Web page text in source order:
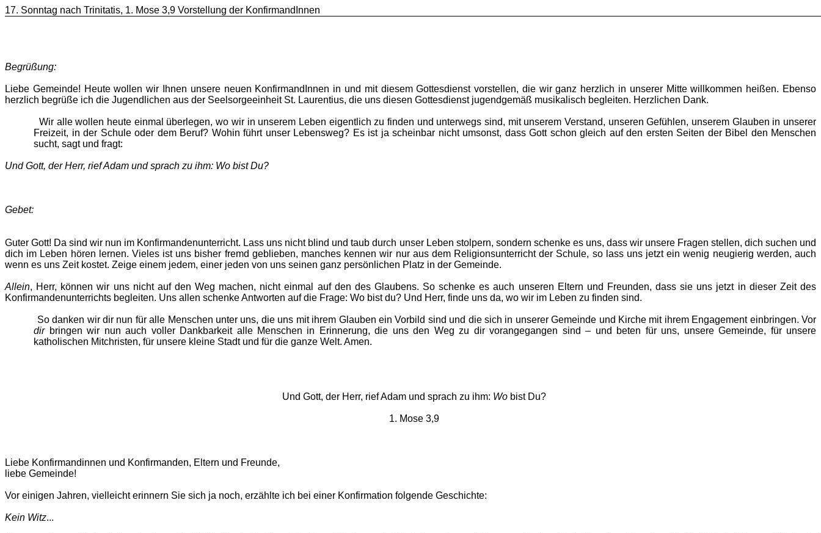
17. Sonntag nach Trinitatis, 1. Mose 3,9 Vorstellung der KonfirmandInnen
Begrüßung:
Liebe Gemeinde! Heute wollen wir Ihnen unsere neuen KonfirmandInnen in und mit diesem Gottesdienst vorstellen, die wir ganz herzlich in unserer Mitte willkommen heißen. Ebenso
herzlich begrüße ich die Jugendlichen aus der Seelsorgeeinheit St. Laurentius, die uns diesen Gottesdienst jugendgemäß musikalisch begleiten. Herzlichen Dank.
Wir alle wollen heute einmal überlegen, wo wir in unserem Leben eigentlich zu finden und unterwegs sind, mit unserem Verstand, unseren Gefühlen, unserem Glauben in unserer
Freizeit, in der Schule oder dem Beruf? Wohin führt unser Lebensweg? Es ist ja scheinbar nicht umsonst, dass Gott schon gleich auf den ersten Seiten der Bibel den Menschen
sucht, sagt und fragt:
Und Gott, der Herr, rief Adam und sprach zu ihm: Wo bist Du?
Gebet:
Guter Gott! Da sind wir nun im Konfirmandenunterricht. Lass uns nicht blind und taub durch unser Leben stolpern, sondern schenke es uns, dass wir unsere Fragen stellen, dich suchen und
dich im Leben hören lernen. Vieles ist uns bisher fremd geblieben, manches kennen wir nur aus dem Religionsunterricht der Schule, so lass uns jetzt ein wenig neugierig werden, auch
wenn es uns Zeit kostet. Zeige einem jedem, einer jeden von uns seinen ganz persönlichen Platz in der Gemeinde.
Allein, Herr, können wir uns nicht auf den Weg machen, nicht einmal auf den des Glaubens. So schenke es auch unseren Eltern und Freunden, dass sie uns jetzt in dieser Zeit des
Konfirmandenunterrichts begleiten. Uns allen schenke Antworten auf die Frage: Wo bist du? Und Herr, finde uns da, wo wir im Leben zu finden sind.
So danken wir dir nun für alle Menschen unter uns, die uns mit ihrem Glauben ein Vorbild sind und die sich in unserer Gemeinde und Kirche mit ihrem Engagement einbringen. Vor
dirbringen wir nun auch voller Dankbarkeit alle Menschen in Erinnerung, die uns den Weg zu dir vorangegangen sind – und beten für uns, unsere Gemeinde, für unsere
katholischen Mitchristen, für unsere kleine Stadt und für die ganze Welt. Amen.
Und Gott, der Herr, rief Adam und sprach zu ihm: Wo bist Du?
1. Mose 3,9
Liebe Konfirmandinnen und Konfirmanden, Eltern und Freunde,
liebe Gemeinde!
Vor einigen Jahren, vielleicht erinnern Sie sich ja noch, erzählte ich bei einer Konfirmation folgende Geschichte:
Kein Witz...